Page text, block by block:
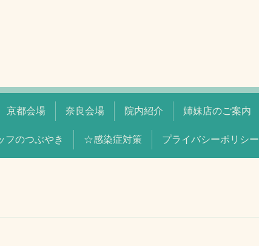
京都会場 奈良会場 院内紹介 姉妹店のご案内
フのつぶやき ☆感染症対策 プライバシーポリシー